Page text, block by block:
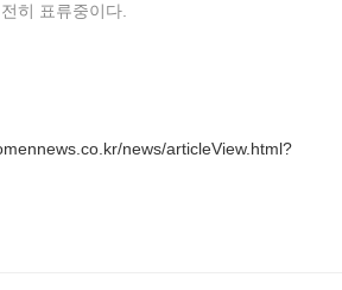
히 표류중이다.
news/articleView.html?